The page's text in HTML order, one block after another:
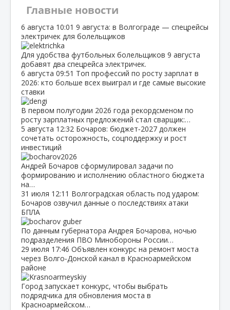
Главные новости
6 августа 10:01 9 августа: в Волгограде — спецрейсы
электричек для болельщиков
Для удобства футбольных болельщиков 9 августа
добавят два спецрейса электричек.
6 августа 09:51 Топ профессий по росту зарплат в
2026: кто больше всех выиграл и где самые высокие
ставки
В первом полугодии 2026 года рекордсменом по
росту зарплатных предложений стал сварщик:…
5 августа 12:32 Бочаров: бюджет‑2027 должен
сочетать осторожность, соцподдержку и рост
инвестиций
Андрей Бочаров сформулировал задачи по
формированию и исполнению областного бюджета
на…
31 июля 12:11 Волгоградская область под ударом:
Бочаров озвучил данные о последствиях атаки
БПЛА
По данным губернатора Андрея Бочарова, ночью
подразделения ПВО Минобороны России…
29 июля 17:46 Объявлен конкурс на ремонт моста
через Волго‑Донской канал в Красноармейском
районе
Город запускает конкурс, чтобы выбрать
подрядчика для обновления моста в
Красноармейском…